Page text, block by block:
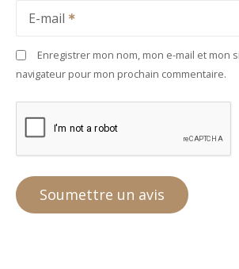
E-mail
Enregistrer mon nom, mon e-mail et mon
navigateur pour mon prochain commentaire.